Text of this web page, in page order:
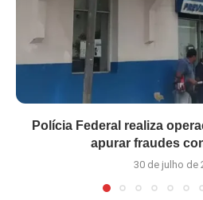
Polícia Federal realiza
apurar fraudes
30 de julho de